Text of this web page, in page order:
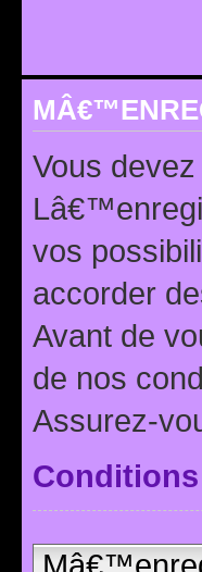
Vous
vos
accorder
Avant de
de nos
Assurez-